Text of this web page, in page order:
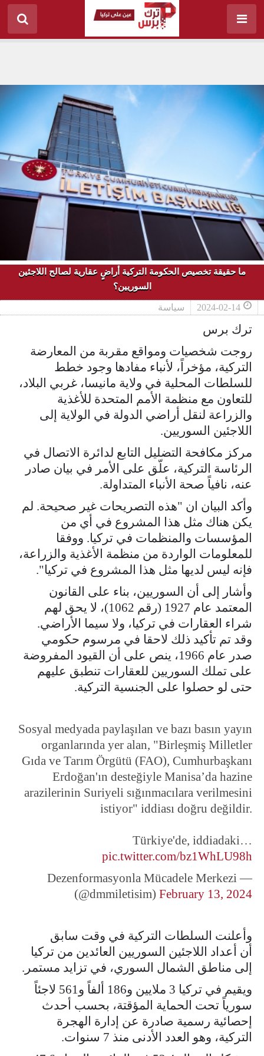
ما حقيقة تخصيص الحكومة التركية أراضٍ عقارية لصالح اللاجئين
السوريين؟
2024-02-14 سياسة
ترك برس
روجت شخصيات ومواقع مقربة من المعارضة
التركية، مؤخراً، لأنباء مفادها وجود خطط
للسلطات المحلية في ولاية مانيسا، غربي البلاد،
للتعاون مع منظمة الأمم المتحدة للأغذية
والزراعة لنقل أراضي الدولة في الولاية إلى
اللاجئين السوريين.
مركز مكافحة التضليل التابع لدائرة الاتصال في
الرئاسة التركية، علّق على الأمر في بيان صادر
عنه، نافياً صحة الأنباء المتداولة.
وأكد البيان ان "هذه التصريحات غير صحيحة. لم
يكن هناك مثل هذا المشروع في أي من
المؤسسات والمنظمات في تركيا. ووفقا
للمعلومات الواردة من منظمة الأغذية والزراعة،
فإنه ليس لديها مثل هذا المشروع في تركيا".
وأشار إلى أن السوريين، بناء على القانون
المعتمد عام 1927 (رقم 1062)، لا يحق لهم
شراء العقارات في تركيا، ولا سيما الأراضي.
وقد تم تأكيد ذلك لاحقا في مرسوم حكومي
صدر عام 1966، ينص على أن القيود المفروضة
على تملك السوريين للعقارات تنطبق عليهم
حتى لو حصلوا على الجنسية التركية.
Sosyal medyada paylaşılan ve bazı basın yayın
organlarında yer alan, "Birleşmiş Milletler
Gıda ve Tarım Örgütü (FAO), Cumhurbaşkanı
Erdoğan'ın desteğiyle Manisa’da hazine
arazilerinin Suriyeli sığınmacılara verilmesini
istiyor" iddiası doğru değildir.
Türkiye'de, iddiadaki…
pic.twitter.com/bz1WhLU98h
— Dezenformasyonla Mücadele Merkezi
(@dmmiletisim) February 13, 2024
وأعلنت السلطات التركية في وقت سابق
أن أعداد اللاجئين السوريين العائدين من تركيا
إلى مناطق الشمال السوري، في تزايد مستمر.
ويقيم في تركيا 3 ملايين و186 ألفاً و561 لاجئاً
سورياً تحت الحماية المؤقتة، بحسب أحدث
إحصائية رسمية صادرة عن إدارة الهجرة
التركية، وهو العدد الأدنى منذ 7 سنوات.